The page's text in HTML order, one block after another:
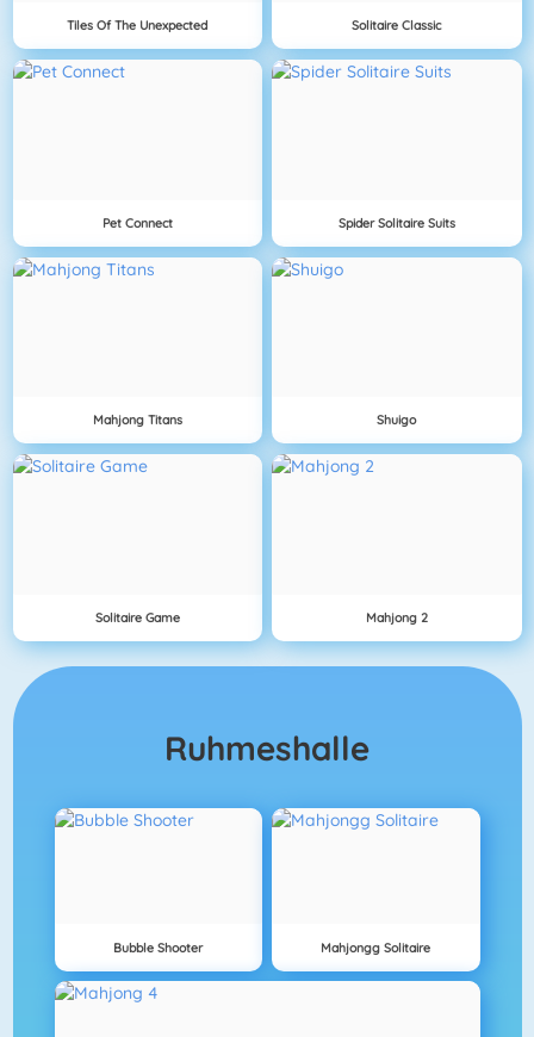
Tiles Of The Unexpected Solitaire Classic
Pet Connect Spider Solitaire Suits
Mahjong Titans Shuigo
Solitaire Game Mahjong 2
Ruhmeshalle
Bubble Shooter Mahjongg Solitaire